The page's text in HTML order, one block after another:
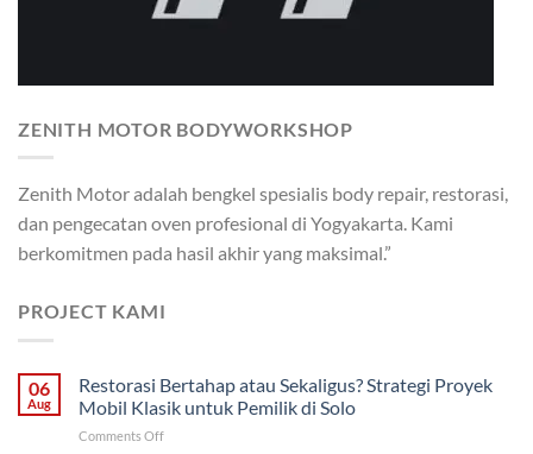
ZENITH MOTOR BODYWORKSHOP
Zenith Motor adalah bengkel spesialis body repair, restorasi,
dan pengecatan oven profesional di Yogyakarta. Kami
berkomitmen pada hasil akhir yang maksimal.”
PROJECT KAMI
06
Aug
Restorasi Bertahap atau Sekaligus? Strategi Proyek
Mobil Klasik untuk Pemilik di Solo
Comments Offon